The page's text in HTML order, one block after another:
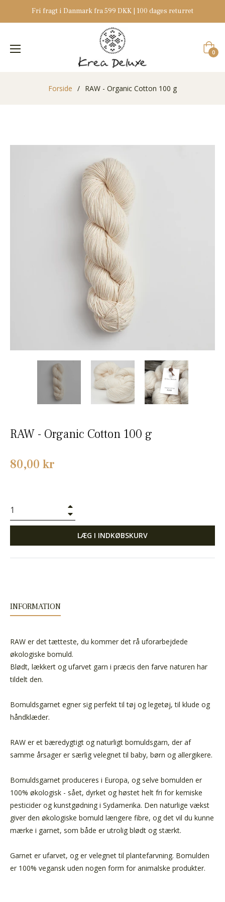
Fri fragt i Danmark fra 599 DKK | 100 dages returret
0
Forside / RAW - Organic Cotton 100 g
RAW - Organic Cotton 100 g
Normalpris
80,00 kr
LÆG I INDKØBSKURV
INFORMATION
RAW er det tætteste, du kommer det rå uforarbejdede
økologiske bomuld.
Blødt, lækkert og ufarvet garn i præcis den farve naturen har
tildelt den.
Bomuldsgarnet egner sig perfekt til tøj og legetøj, til klude og
håndklæder.
RAW er et bæredygtigt og naturligt bomuldsgarn, der af
samme årsager er særlig velegnet til baby, børn og allergikere.
Bomuldsgarnet produceres i Europa, og selve bomulden er
100% økologisk - sået, dyrket og høstet helt fri for kemiske
pesticider og kunstgødning i Sydamerika. Den naturlige vækst
giver den økologiske bomuld længere fibre, og det vil du kunne
mærke i garnet, som både er utrolig blødt og stærkt.
Garnet er ufarvet, og er velegnet til plantefarvning. Bomulden
er 100% vegansk uden nogen form for animalske produkter.